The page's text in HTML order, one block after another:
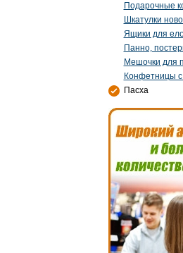
Подарочные
Шкатулки
Ящики для
Панно,
Мешочки для
Конфетницы
Пасха